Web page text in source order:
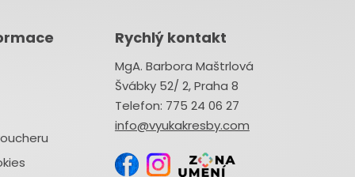
Rychlý kontakt
MgA. Barbora Maštrlová
Švábky 52/ 2, Praha 8
Telefon: 775 24 06 27
info@vyukakresby.com